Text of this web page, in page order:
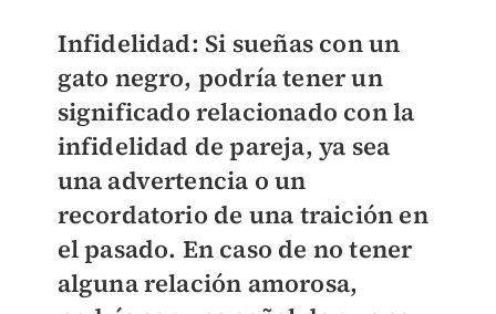
Infidelidad: Si sueñas con un
gato negro, podría tener un
significado relacionado con la
infidelidad de pareja,ya sea
una advertencia o un
recordatorio de una traición en
el pasado. En caso de no tener
alguna relación amorosa,